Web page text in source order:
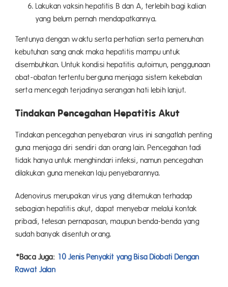
Lakukan vaksin hepatitis B dan A, terlebih bagi kalian
yang belum pernah mendapatkannya.
Tentunya dengan waktu serta perhatian serta pemenuhan
kebutuhan sang anak maka hepatitis mampu untuk
disembuhkan. Untuk kondisi hepatitis autoimun, penggunaan
obat-obatan tertentu berguna menjaga sistem kekebalan
serta mencegah terjadinya serangan hati lebih lanjut.
Tindakan Pencegahan Hepatitis Akut
Tindakan pencegahan penyebaran virus ini sangatlah penting
guna menjaga diri sendiri dan orang lain. Pencegahan tadi
tidak hanya untuk menghindari infeksi, namun pencegahan
dilakukan guna menekan laju penyebarannya.
Adenovirus merupakan virus yang ditemukan terhadap
sebagian hepatitis akut, dapat menyebar melalui kontak
pribadi, tetesan pernapasan, maupun benda-benda yang
sudah banyak disentuh orang.
*Baca Juga: 10 Jenis Penyakit yang Bisa Diobati Dengan
Rawat Jalan